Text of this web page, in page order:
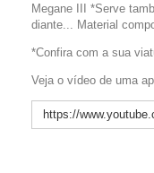
Megane III *Serve
diante... Material
*Confira com a sua
Veja o vídeo de uma
https://